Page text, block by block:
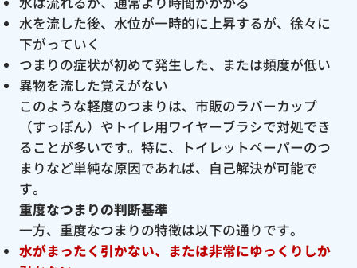
水を流した後、水位が一時的に上昇するが、徐々に
下がっていく
つまりの症状が初めて発生した、または頻度が低い
異物を流した覚えがない
このような軽度のつまりは、市販のラバーカップ
（すっぽん）やトイレ用ワイヤーブラシで対処でき
ることが多いです。特に、トイレットペーパーのつ
まりなど単純な原因であれば、自己解決が可能で
す。
重度なつまりの判断基準
一方、重度なつまりの特徴は以下の通りです。
水がまったく引かない、または非常にゆっくりしか